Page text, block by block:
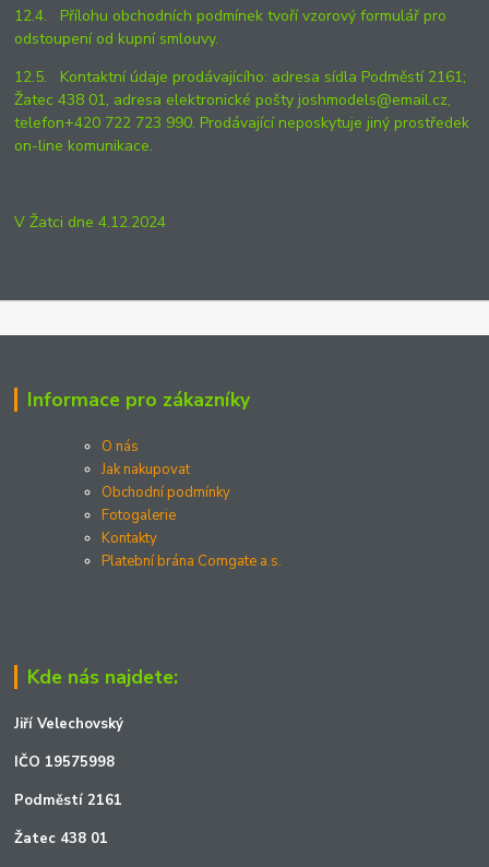
12.4. Přílohu obchodních podmínek tvoří vzorový formulář pro
odstoupení od kupní smlouvy.
12.5. Kontaktní údaje prodávajícího: adresa sídla Podměstí 2161;
Žatec 438 01, adresa elektronické pošty joshmodels@email.cz,
telefon+420 722 723 990. Prodávající neposkytuje jiný prostředek
on-line komunikace.
V Žatci dne 4.12.2024
Informace pro zákazníky
O nás
Jak nakupovat
Obchodní podmínky
Fotogalerie
Kontakty
Platební brána Comgate a.s.
Kde nás najdete:
Jiří Velechovský
IČO 19575998
Podměstí 2161
Žatec 438 01